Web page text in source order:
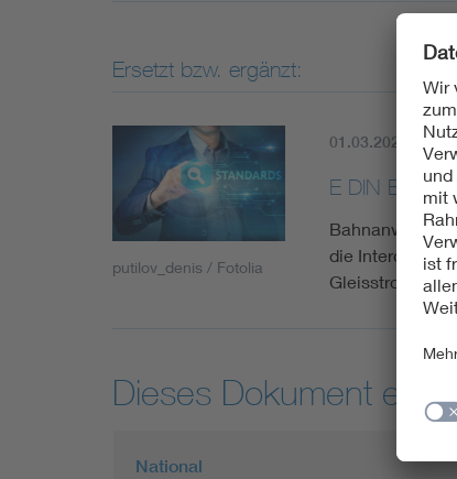
Ersetzt bzw. ergänzt:
putilov_denis / Fotolia
01.03.2023
E DIN EN
die
Dieses Dokument
National